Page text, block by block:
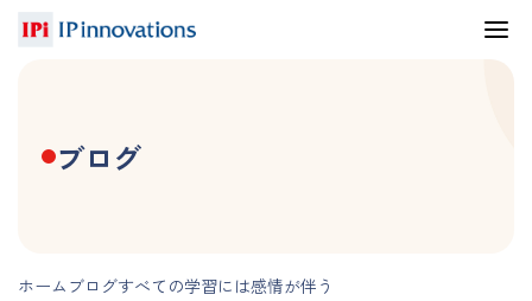
ブログ
ホーム ブログすべての学習には感情が伴う